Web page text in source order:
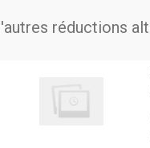
réductions